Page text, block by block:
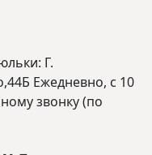
Г.
Ежедневно, с 10
звонку (по